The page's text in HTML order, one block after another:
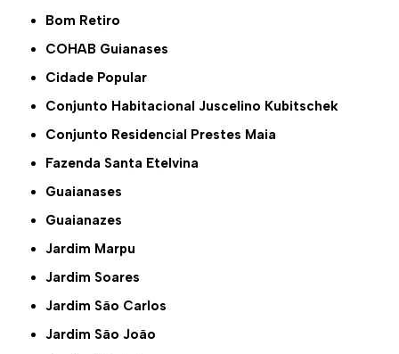
Bom Retiro
COHAB Guianases
Cidade Popular
Conjunto Habitacional Juscelino Kubitschek
Conjunto Residencial Prestes Maia
Fazenda Santa Etelvina
Guaianases
Guaianazes
Jardim Marpu
Jardim Soares
Jardim São Carlos
Jardim São João